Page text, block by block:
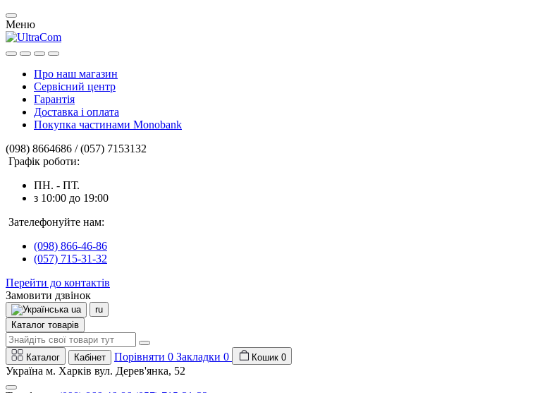
Меню
Про наш магазин
Сервісний центр
Гарантія
Доставка і оплата
Покупка частинами Monobank
(098) 8664686 / (057) 7153132
Графік роботи:
ПН. - ПТ.
з 10:00 до 19:00
Зателефонуйте нам:
(098) 866-46-86
(057) 715-31-32
Перейти до контактів
Замовити дзвінок
ua
ru
Каталог товарів
Каталог Кабінет Порівняти 0 Закладки 0 Кошик 0
Україна м. Харків вул. Дерев'янка, 52